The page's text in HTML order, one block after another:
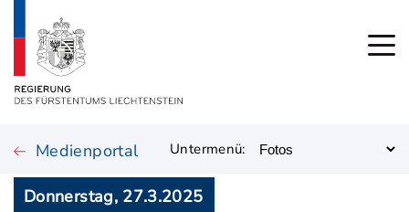
Medienportal Untermenü:
Donnerstag, 27.3.2025